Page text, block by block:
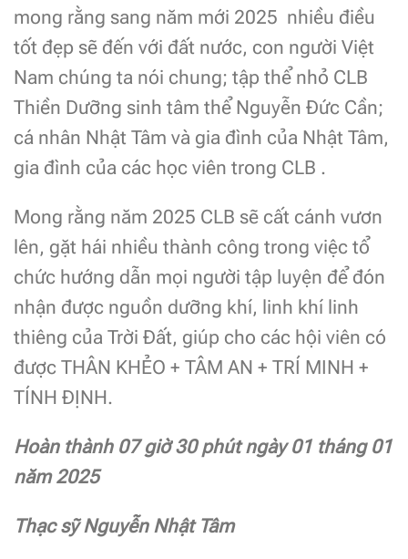
mong rằng sang năm mới 2025 nhiều điều
tốt đẹp sẽ đến với đất nước, con người Việt
Nam chúng ta nói chung; tập thể nhỏ CLB
Thiền Dưỡng sinh tâm thể Nguyễn Đức Cần;
cá nhân Nhật Tâm và gia đình của Nhật Tâm,
gia đình của các học viên trong CLB .
Mong rằng năm 2025 CLB sẽ cất cánh vươn
lên, gặt hái nhiều thành công trong việc tổ
chức hướng dẫn mọi người tập luyện để đón
nhận được nguồn dưỡng khí, linh khí linh
thiêng của Trời Đất, giúp cho các hội viên có
được THÂN KHẺO + TÂM AN + TRÍ MINH +
TÍNH ĐỊNH.
Hoàn thành 07 giờ 30 phút ngày 01 tháng 01
năm 2025
Thạc sỹ Nguyễn Nhật Tâm